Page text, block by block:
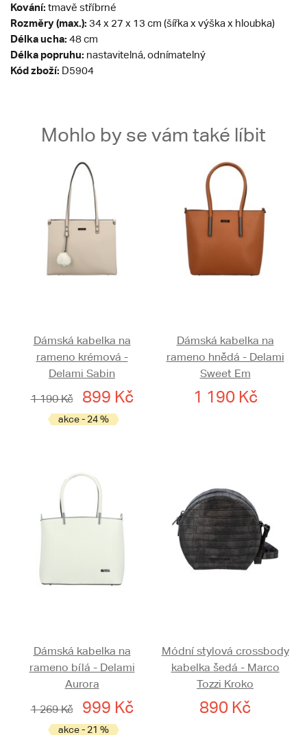
Kování: tmavě stříbrné
Rozměry (max.): 34 x 27 x 13 cm (šířka x výška x hloubka)
Délka ucha: 48 cm
Délka popruhu: nastavitelná, odnímatelný
Kód zboží: D5904
Mohlo by se vám také líbit
Dámská kabelka na
rameno krémová -
Delami Sabin
1 190 Kč
899 Kč
akce - 24 %
Dámská kabelka na
rameno hnědá - Delami
Sweet Em
1 190 Kč
Dámská kabelka na
rameno bílá - Delami
Aurora
1 269 Kč
999 Kč
akce - 21 %
Módní stylová crossbody
kabelka šedá - Marco
Tozzi Kroko
890 Kč